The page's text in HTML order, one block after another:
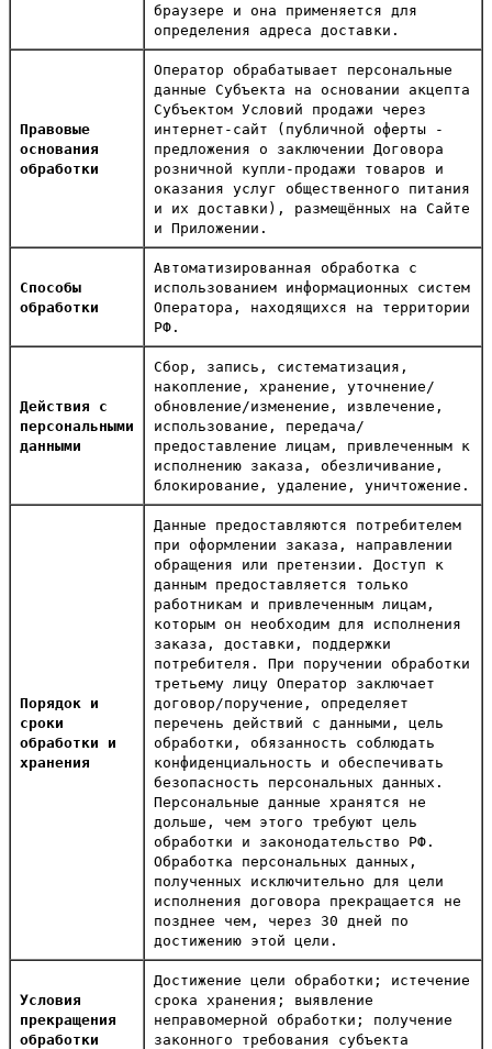
браузере и она применяется для
определения адреса доставки.
Правовые
основания
обработки
Оператор обрабатывает персональные
данные Субъекта на основании акцепта
Субъектом Условий продажи через
интернет-сайт (публичной оферты -
предложения о заключении Договора
розничной купли-продажи товаров и
оказания услуг общественного питания
и их доставки), размещённых на Сайте
и Приложении.
Способы
обработки
Автоматизированная обработка с
использованием информационных систем
Оператора, находящихся на территории
РФ.
Действия с
персональными
данными
Сбор, запись, систематизация,
накопление, хранение, уточнение/
обновление/изменение, извлечение,
использование, передача/
предоставление лицам, привлеченным к
исполнению заказа, обезличивание,
блокирование, удаление, уничтожение.
Порядок и
сроки
обработки и
хранения
Данные предоставляются потребителем
при оформлении заказа, направлении
обращения или претензии. Доступ к
данным предоставляется только
работникам и привлеченным лицам,
которым он необходим для исполнения
заказа, доставки, поддержки
потребителя. При поручении обработки
третьему лицу Оператор заключает
договор/поручение, определяет
перечень действий с данными, цель
обработки, обязанность соблюдать
конфиденциальность и обеспечивать
безопасность персональных данных.
Персональные данные хранятся не
дольше, чем этого требуют цель
обработки и законодательство РФ.
Обработка персональных данных,
полученных исключительно для цели
исполнения договора прекращается не
позднее чем, через 30 дней по
достижению этой цели.
Условия
прекращения
обработки
Достижение цели обработки; истечение
срока хранения; выявление
неправомерной обработки; получение
законного требования субъекта